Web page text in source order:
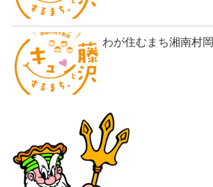
わが住むまち湘南村岡